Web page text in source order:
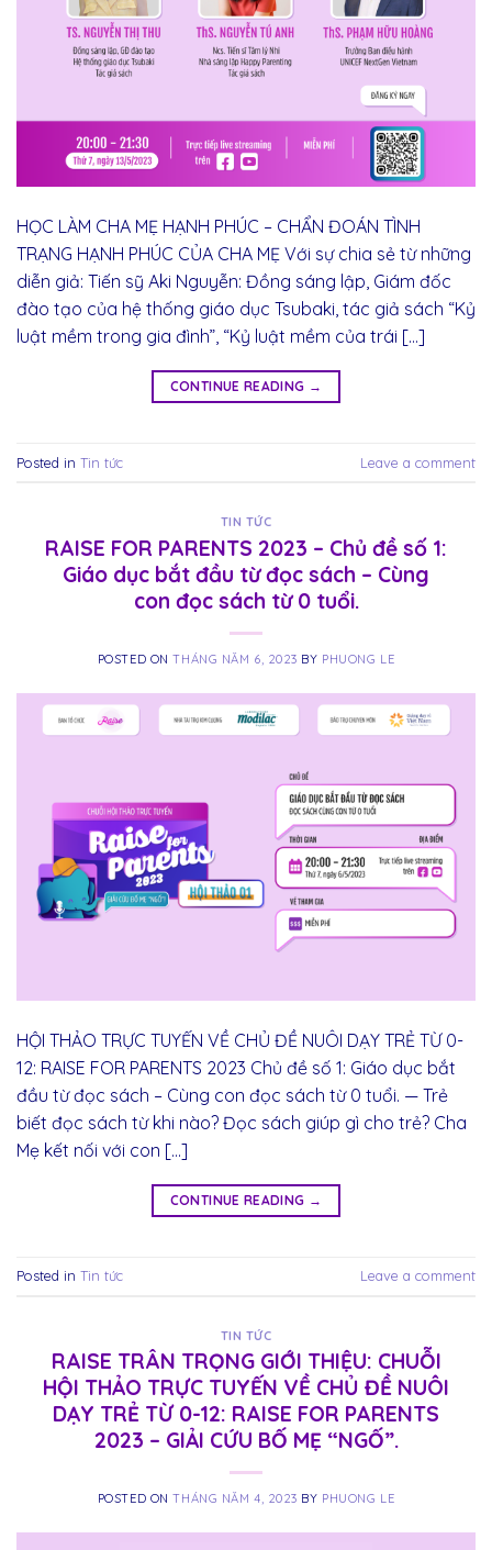
HỌC LÀM CHA MẸ HẠNH PHÚC – CHẨN ĐOÁN TÌNH
TRẠNG HẠNH PHÚC CỦA CHA MẸ Với sự chia sẻ từ những
diễn giả: Tiến sỹ Aki Nguyễn: Đồng sáng lập, Giám đốc
đào tạo của hệ thống giáo dục Tsubaki, tác giả sách “Kỷ
luật mềm trong gia đình”, “Kỷ luật mềm của trái […]
CONTINUE READING →
Posted in Tin tức Leave a comment
TIN TỨC
RAISE FOR PARENTS 2023 – Chủ đề số 1:
Giáo dục bắt đầu từ đọc sách – Cùng
con đọc sách từ 0 tuổi.
POSTED ONTHÁNG NĂM 6, 2023 BY PHUONG LE
HỘI THẢO TRỰC TUYẾN VỀ CHỦ ĐỀ NUÔI DẠY TRẺ TỪ 0-
12: RAISE FOR PARENTS 2023 Chủ đề số 1: Giáo dục bắt
đầu từ đọc sách – Cùng con đọc sách từ 0 tuổi. — Trẻ
biết đọc sách từ khi nào? Đọc sách giúp gì cho trẻ? Cha
Mẹ kết nối với con […]
CONTINUE READING →
Posted in Tin tức Leave a comment
TIN TỨC
RAISE TRÂN TRỌNG GIỚI THIỆU: CHUỖI
HỘI THẢO TRỰC TUYẾN VỀ CHỦ ĐỀ NUÔI
DẠY TRẺ TỪ 0-12: RAISE FOR PARENTS
2023 – GIẢI CỨU BỐ MẸ “NGỐ”.
POSTED ONTHÁNG NĂM 4, 2023 BY PHUONG LE